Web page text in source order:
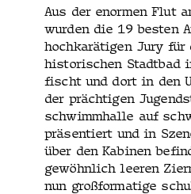
Aus der enor­men Flut
wur­den die 19 besten
hochkaräti­gen Jury für
his­torischen Stadt­bad
fis­cht und dort in den
der prächti­gen
schwimmhalle auf
präsen­tiert und in
über den Kabi­nen
gewöhn­lich leeren
nun groß­for­matige